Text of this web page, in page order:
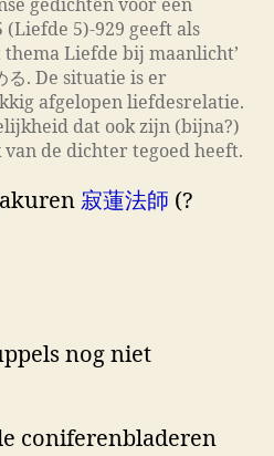
gedichten voor een
(Liefde 5)-929 geeft als
thema Liefde bij maanlicht’
る. De situatie is er
afgelopen liefdesrelatie.
dat ook zijn (bijna?)
de dichter tegoed heeft.
寂蓮法師 (?
nog niet